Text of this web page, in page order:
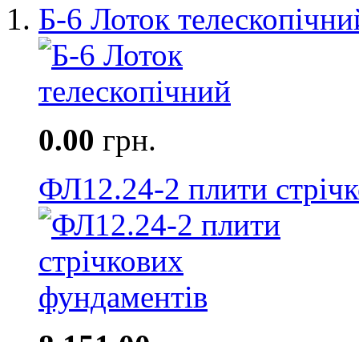
Б-6 Лоток
0.00 грн.
ФЛ12.24-2 плити